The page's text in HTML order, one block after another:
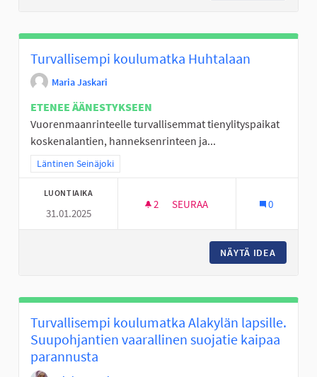
Turvallisempi koulumatka Huhtalaan
Maria Jaskari
ETENEE ÄÄNESTYKSEEN
Vuorenmaanrinteelle turvallisemmat tienylityspaikat
koskenalantien, hanneksenrinteen ja...
Rajaa tulokset teeman mukaan: Läntinen Seinäjoki
Läntinen Seinäjoki
LUONTIAIKA
31.01.2025
2 2 SEURAAJAA
SEURAA 0
NÄYTÄ IDEA
Turvallisempi koulumatka Alakylän lapsille.
Suupohjantien vaarallinen suojatie kaipaa
parannusta